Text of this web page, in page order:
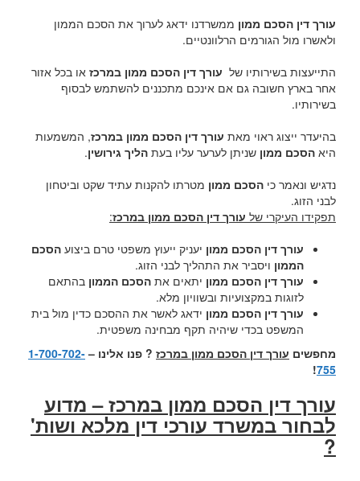
עורך דין הסכם ממון ממשרדנו ידאג לערוך את הסכם הממון
ולאשרו מול הגורמים הרלוונטיים.
התייעצות בשירותיו של עורך דין הסכם ממון במרכז או בכל אזור
אחר בארץ חשובה גם אם אינכם מתכננים להשתמש לבסוף
בשירותיו.
בהיעדר ייצוג ראוי מאת עורך דין הסכם ממון במרכז, המשמעות
היא הסכם ממון שניתן לערער עליו בעת הליך גירושין.
נדגיש ונאמר כי הסכם ממון מטרתו להקנות עתיד שקט וביטחון
לבני הזוג.
תפקידו העיקרי של עורך דין הסכם ממון במרכז:
עורך דין הסכם ממון יעניק ייעוץ משפטי טרם ביצוע הסכם
הממון ויסביר את התהליך לבני הזוג.
עורך דין הסכם ממון יתאים את הסכם הממון בהתאם
לזוגות במקצועיות ובשוויון מלא.
עורך דין הסכם ממון ידאג לאשר את ההסכם כדין מול בית
המשפט בכדי שיהיה תקף מבחינה משפטית.
מחפשים עורך דין הסכם ממון במרכז ? פנו אלינו –1-700-702-
755
!
עורך דין הסכם ממון במרכז – מדוע
לבחור במשרד עורכי דין מלכא ושות'
?